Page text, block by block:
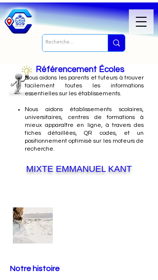
Référencement Écoles
Nousaidons les parents et tuteurs à trouver
facilement toutes les informations
essentielles sur les établissements.
Nous aidons établissements scolaires,
universitaires, centres de formations à
mieux apparaître en ligne, à travers des
fiches détaillées, QR codes, et un
positionnement optimisé sur les moteurs de
recherche.
MIXTE EMMANUEL KANT
Notre histoire